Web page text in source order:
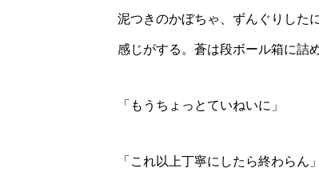
泥つきのかぼちゃ、ずんぐりした
感じがする。蒼は段ボール箱に詰
「もうちょっとていねいに」
「これ以上丁寧にしたら終わらん」